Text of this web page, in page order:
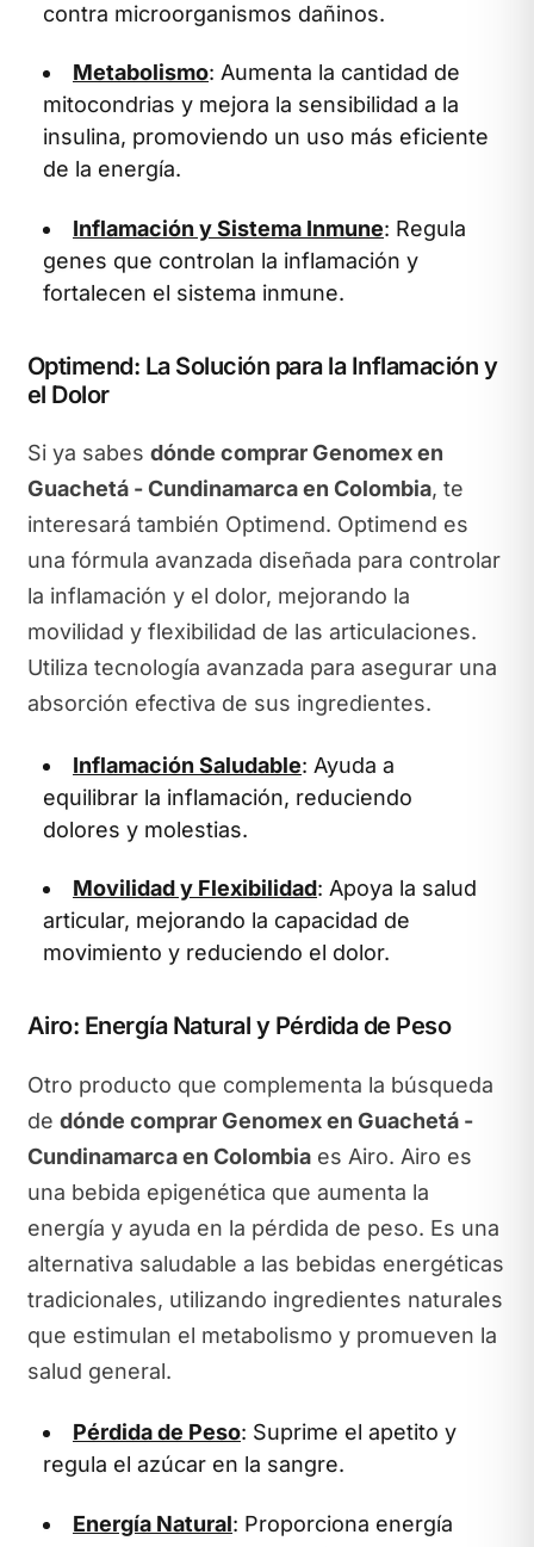
contra microorganismos dañinos.
Metabolismo: Aumenta la cantidad de
mitocondrias y mejora la sensibilidad a la
insulina, promoviendo un uso más eficiente
de la energía.
Inflamación y Sistema Inmune: Regula
genes que controlan la inflamación y
fortalecen el sistema inmune.
Optimend: La Solución para la Inflamación y
el Dolor
Si ya sabes dónde comprar Genomex en
Guachetá - Cundinamarca en Colombia, te
interesará también Optimend. Optimend es
una fórmula avanzada diseñada para controlar
la inflamación y el dolor, mejorando la
movilidad y flexibilidad de las articulaciones.
Utiliza tecnología avanzada para asegurar una
absorción efectiva de sus ingredientes.
Inflamación Saludable: Ayuda a
equilibrar la inflamación, reduciendo
dolores y molestias.
Movilidad y Flexibilidad: Apoya la salud
articular, mejorando la capacidad de
movimiento y reduciendo el dolor.
Airo: Energía Natural y Pérdida de Peso
Otro producto que complementa la búsqueda
de dónde comprar Genomex en Guachetá -
Cundinamarca en Colombiaes Airo. Airo es
una bebida epigenética que aumenta la
energía y ayuda en la pérdida de peso. Es una
alternativa saludable a las bebidas energéticas
tradicionales, utilizando ingredientes naturales
que estimulan el metabolismo y promueven la
salud general.
Pérdida de Peso: Suprime el apetito y
regula el azúcar en la sangre.
Energía Natural: Proporciona energía